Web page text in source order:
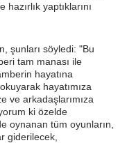
yaptıklarını
şunları söyledi: "Bu
tam manası ile
hayatına
hayatımıza
ve arkadaşlarımıza
ki özelde
oynanan tüm oyunların,
giderilecek,